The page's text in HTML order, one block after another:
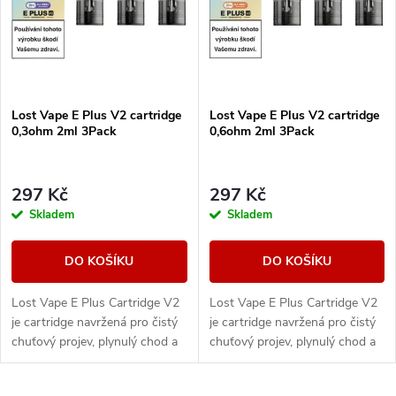
n
p
r
o
u
k
Abecedně
p
i
s
p
r
o
d
u
k
Lost Vape E Plus V2 cartridge
0,3ohm 2ml 3Pack
297 Kč
Skladem
DO KOŠÍKU
Lost Vape E Plus Cartridge V2
je cartridge navržená pro čistý
chuťový projev, plynulý chod a
spolehlivý každodenní provoz.
Lost Vape E Plus V2 cartridge
0,6ohm 2ml 3Pack
297 Kč
Skladem
DO KOŠÍKU
Lost Vape E Plus Cartridge V2
je cartridge navržená pro čistý
chuťový projev, plynulý chod a
spolehlivý každodenní provoz.